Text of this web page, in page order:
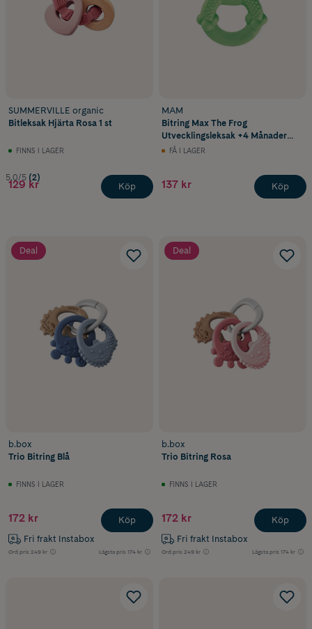
SUMMERVILLE organic
Bitleksak Hjärta Rosa 1 st
FINNS I LAGER
5.0/5 (2)
129 kr Köp
MAM
Bitring Max The Frog
Utvecklingsleksak +4 Månader
Naturgummi 1 st
FÅ I LAGER
137 kr Köp
Deal
b.box
Trio Bitring Blå
FINNS I LAGER
172 kr
Fri frakt Instabox
Ord.pris 249 kr Lägsta pris 174 kr
Köp
Deal
b.box
Trio Bitring Rosa
FINNS I LAGER
172 kr
Fri frakt Instabox
Ord.pris 249 kr Lägsta pris 174 kr
Köp